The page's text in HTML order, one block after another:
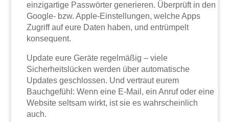
einzigartige Passwörter generieren. Überprüft in den
Google- bzw. Apple-Einstellungen, welche Apps
Zugriff auf eure Daten haben, und entrümpelt
konsequent.
Update eure Geräte regelmäßig – viele
Sicherheitslücken werden über automatische
Updates geschlossen. Und vertraut eurem
Bauchgefühl: Wenn eine E-Mail, ein Anruf oder eine
Website seltsam wirkt, ist sie es wahrscheinlich
auch.